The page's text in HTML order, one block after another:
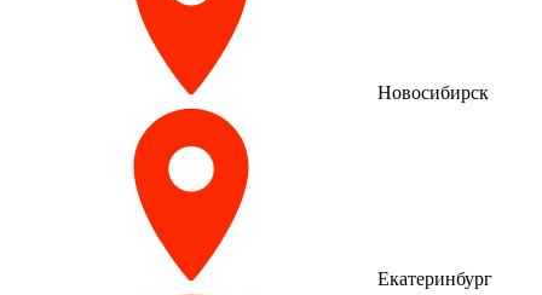
Новосибирск
Екатеринбург